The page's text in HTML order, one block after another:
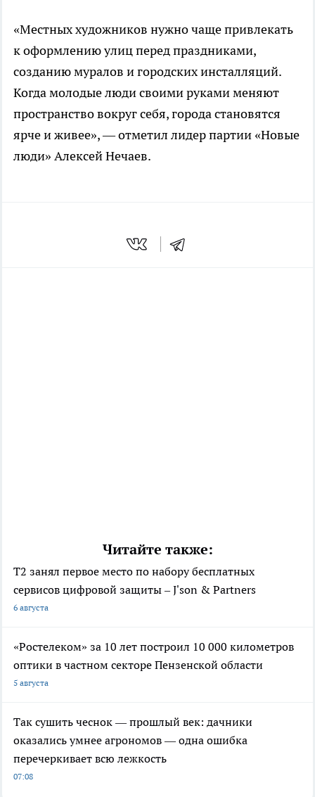
«Местных художников нужно чаще привлекать
к оформлению улиц перед праздниками,
созданию муралов и городских инсталляций.
Когда молодые люди своими руками меняют
пространство вокруг себя, города становятся
ярче и живее», — отметил лидер партии «Новые
люди» Алексей Нечаев.
Читайте также:
Т2 занял первое место по набору бесплатных
сервисов цифровой защиты – J'son & Partners
6 августа
«Ростелеком» за 10 лет построил 10 000 километров
оптики в частном секторе Пензенской области
5 августа
Так сушить чеснок — прошлый век: дачники
оказались умнее агрономов — одна ошибка
перечеркивает всю лежкость
07:08